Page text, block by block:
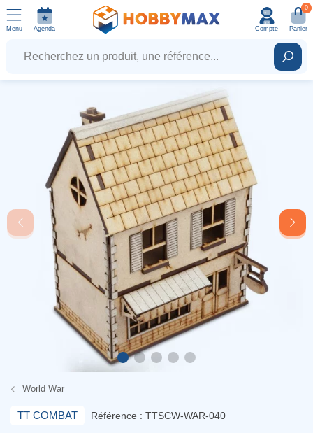
Menu Agenda Compte
0
Panier
Recherchez un produit, une référence...
World War
TT COMBAT Référence : TTSCW-WAR-040